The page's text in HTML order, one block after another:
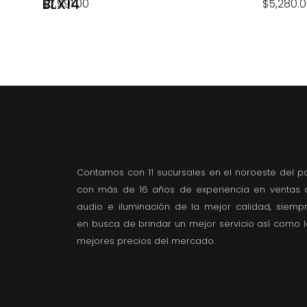
$7,991.00 $
Contamos con 11 sucursales en el noroeste del
con más de 16 años de experiencia en ventas
audio e iluminación de la mejor calidad,
en busca de brindar un mejor servicio así como
mejores precios del mercado.